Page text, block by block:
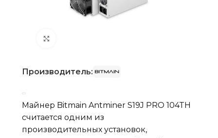
Производитель:
Майнер Bitmain Antminer S19J PRO 104TH
считается одним из
производительных установок,